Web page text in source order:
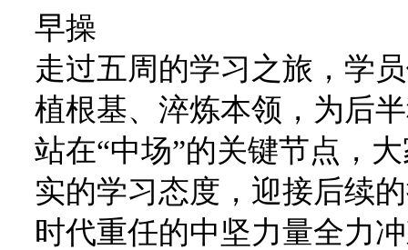
早操
走过五周的学习之旅，学
植根基、淬炼本领，为后
站在“中场”的关键节点，
实的学习态度，迎接后续
时代重任的中坚力量全力